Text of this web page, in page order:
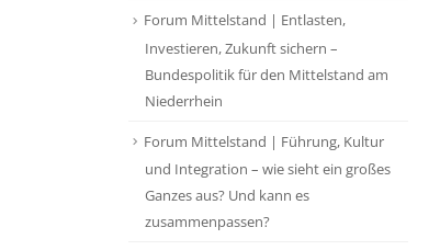
Forum Mittelstand | Entlasten,
Investieren, Zukunft sichern –
Bundespolitik für den Mittelstand am
Niederrhein
Forum Mittelstand | Führung, Kultur
und Integration – wie sieht ein großes
Ganzes aus? Und kann es
zusammenpassen?